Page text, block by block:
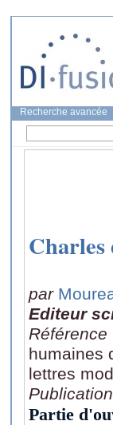
Recherche avancée
Charles
par
Editeur
Référence
humaines
lettres
Publication
Partie